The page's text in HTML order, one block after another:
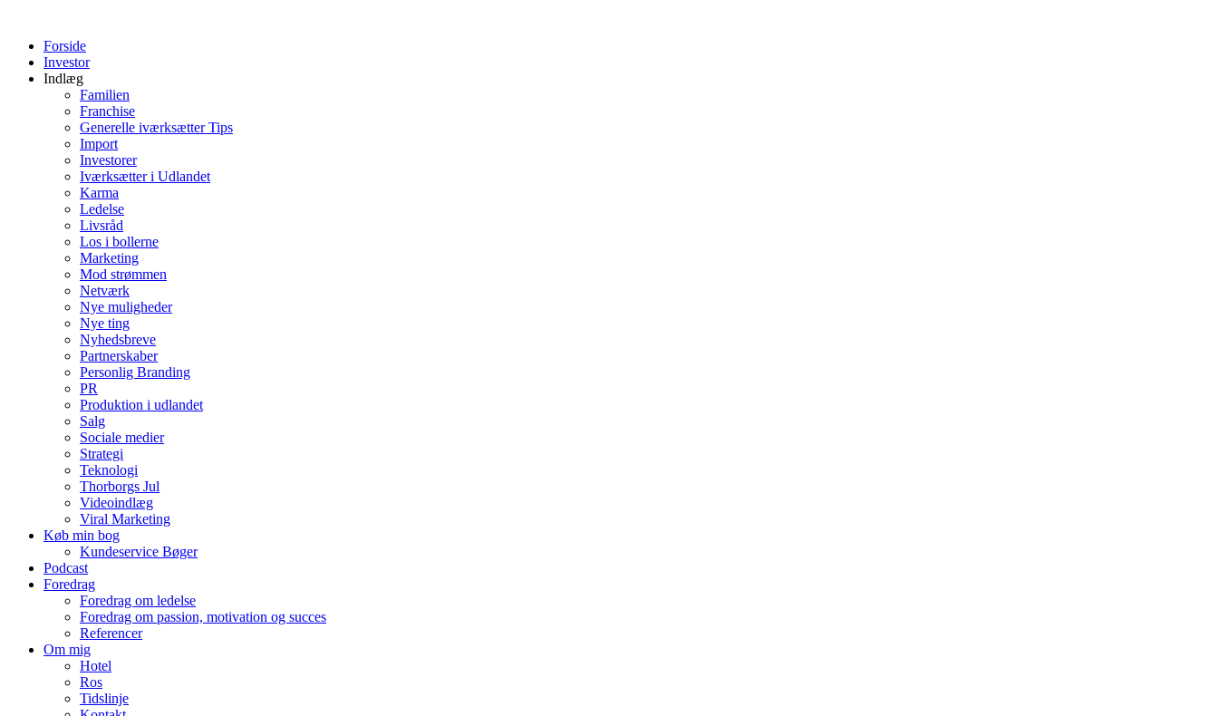
indholdForside
Investor
Indlæg
Familien
Franchise
Generelle iværksætter Tips
Import
Investorer
Iværksætter i Udlandet
Karma
Ledelse
Livsråd
Los i bollerne
Marketing
Mod strømmen
Netværk
Nye muligheder
Nye ting
Nyhedsbreve
Partnerskaber
Personlig Branding
PR
Produktion i udlandet
Salg
Sociale medier
Strategi
Teknologi
Thorborgs Jul
Videoindlæg
Viral Marketing
Køb min bog
Kundeservice Bøger
Podcast
Foredrag
Foredrag om ledelse
Foredrag om passion, motivation og succes
Referencer
Om mig
Hotel
Ros
Tidslinje